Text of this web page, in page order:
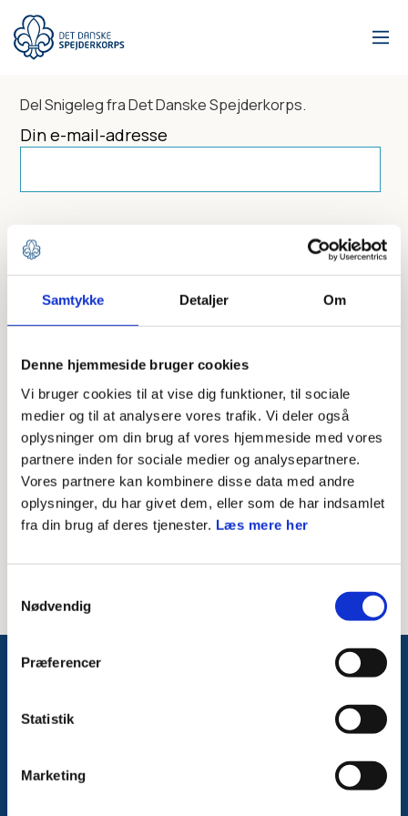
Samtykke Detaljer Om
Denne hjemmeside bruger cookies
Vi bruger cookies til at vise dig funktioner, til sociale
medier og til at analysere vores trafik. Vi deler også
oplysninger om din brug af vores hjemmeside med vores
partnere inden for sociale medier og analysepartnere.
Vores partnere kan kombinere disse data med andre
oplysninger, du har givet dem, eller som de har indsamlet
fra din brug af deres tjenester. Læs mere her
Nødvendig
Præferencer
Statistik
Marketing
hovedindhold
DelSnigelegfra Det Danske Spejderkorps.
Din e-mail-adresse
Send til
Skriv modtagerens mailadresse
Besked til modtager